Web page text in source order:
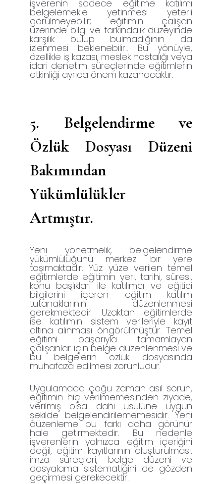
işverenin sadece eğitime katılımı
belgelemekle yetinmesi yeterli
görülmeyebilir; eğitimin çalışan
üzerinde bilgi ve farkındalık düzeyinde
karşılık bulup bulmadığının da
izlenmesi beklenebilir.. Bu yönüyle,
özellikle iş kazası, meslek hastalığı veya
idari denetim süreçlerinde eğitimlerin
etkinliği ayrıca önem kazanacaktır.
5. Belgelendirme ve
Özlük Dosyası Düzeni
Bakımından
Yükümlülükler
Artmıştır.
Yeni yönetmelik, belgelendirme
yükümlülüğünü merkezi bir yere
taşımaktadır. Yüz yüze verilen temel
eğitimlerde eğitimin yeri, tarihi, süresi,
konu başlıkları ile katılımcı ve eğitici
bilgilerini içeren eğitim katılım
tutanaklarının düzenlenmesi
gerekmektedir. Uzaktan eğitimlerde
ise katılımın sistem verileriyle kayıt
altına alınması öngörülmüştür. Temel
eğitimi başarıyla tamamlayan
çalışanlar için belge düzenlenmesi ve
bu belgelerin özlük dosyasında
muhafaza edilmesi zorunludur.
Uygulamada çoğu zaman asıl sorun,
eğitimin hiç verilmemesinden ziyade,
verilmiş olsa dahi usulüne uygun
şekilde belgelendirilememesidir. Yeni
düzenleme bu farkı daha görünür
hale getirmektedir. Bu nedenle
işverenlerin yalnızca eğitim içeriğini
değil, eğitim kayıtlarının oluşturulması,
imza süreçleri, belge düzeni ve
dosyalama sistematiğini de gözden
geçirmesi gerekecektir.